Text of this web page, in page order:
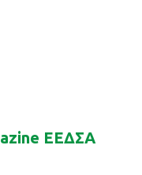
ΕΕΔΣΑ